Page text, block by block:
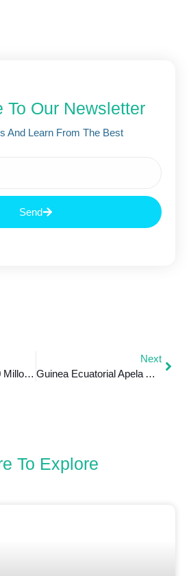
To Our Newsletter
And Learn From The Best
Send
UDABOL Invierte 50 Millones De Dólares En Moderno Hospital Universitario
Next
Guinea Ecuatorial Apela Al Fomento Del Desarrollo Socio-Económico En África Para La Prevención De Conflictos
To Explore